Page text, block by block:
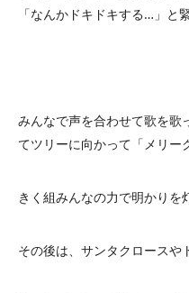
「なんかドキドキする…」
みんなで声を合わせて歌を歌
てツリーに向かって「メリー
きく組みんなの力で明かりを
その後は、サンタクロースや